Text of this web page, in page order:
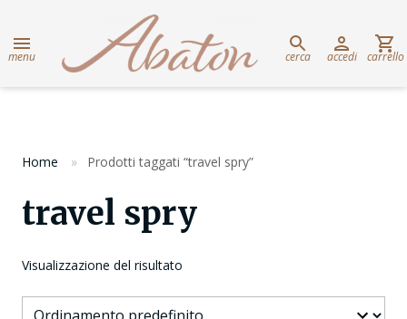
menu cerca accedi carrello
Home Prodotti taggati “travel spry”
travel spry
Visualizzazione del risultato